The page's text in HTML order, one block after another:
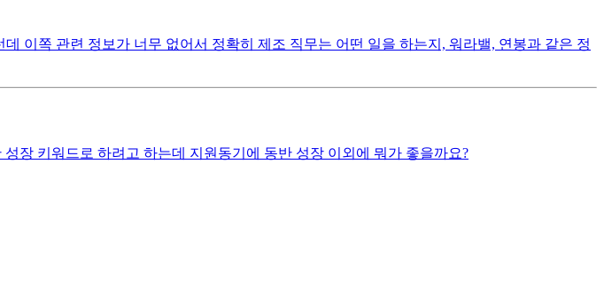
이쪽 관련 정보가 너무 없어서 정확히 제조 직무는 어떤 일을 하는지, 워라밸, 연봉과 같은 정
장 키워드로 하려고 하는데 지원동기에 동반 성장 이외에 뭐가 좋을까요?